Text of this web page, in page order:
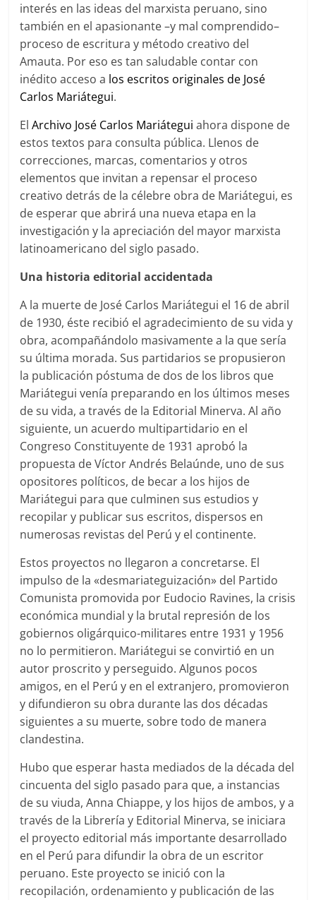
interés en las ideas del marxista peruano, sino
también en el apasionante –y mal comprendido–
proceso de escritura y método creativo del
Amauta. Por eso es tan saludable contar con
inédito acceso a los escritos originales de José
Carlos Mariátegui.
ElArchivo José Carlos Mariátegui ahora dispone de
estos textos para consulta pública. Llenos de
correcciones, marcas, comentarios y otros
elementos que invitan a repensar el proceso
creativo detrás de la célebre obra de Mariátegui, es
de esperar que abrirá una nueva etapa en la
investigación y la apreciación del mayor marxista
latinoamericano del siglo pasado.
Una historia editorial accidentada
A la muerte de José Carlos Mariátegui el 16 de abril
de 1930, éste recibió el agradecimiento de su vida y
obra, acompañándolo masivamente a la que sería
su última morada. Sus partidarios se propusieron
la publicación póstuma de dos de los libros que
Mariátegui venía preparando en los últimos meses
de su vida, a través de la Editorial Minerva. Al año
siguiente, un acuerdo multipartidario en el
Congreso Constituyente de 1931 aprobó la
propuesta de Víctor Andrés Belaúnde, uno de sus
opositores políticos, de becar a los hijos de
Mariátegui para que culminen sus estudios y
recopilar y publicar sus escritos, dispersos en
numerosas revistas del Perú y el continente.
Estos proyectos no llegaron a concretarse. El
impulso de la «desmariateguización» del Partido
Comunista promovida por Eudocio Ravines, la crisis
económica mundial y la brutal represión de los
gobiernos oligárquico-militares entre 1931 y 1956
no lo permitieron. Mariátegui se convirtió en un
autor proscrito y perseguido. Algunos pocos
amigos, en el Perú y en el extranjero, promovieron
y difundieron su obra durante las dos décadas
siguientes a su muerte, sobre todo de manera
clandestina.
Hubo que esperar hasta mediados de la década del
cincuenta del siglo pasado para que, a instancias
de su viuda, Anna Chiappe, y los hijos de ambos, y a
través de la Librería y Editorial Minerva, se iniciara
el proyecto editorial más importante desarrollado
en el Perú para difundir la obra de un escritor
peruano. Este proyecto se inició con la
recopilación, ordenamiento y publicación de las